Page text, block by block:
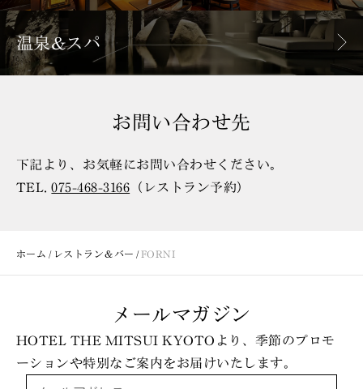
温泉&スパ
お問い合わせ先
下記より、お気軽にお問い合わせください。
TEL.075-468-3166 （レストラン予約）
ホーム レストラン＆バー FORNI
メールマガジン
HOTEL THE MITSUI KYOTOより、季節のプロモ
ーションや特別なご案内をお届けいたします。